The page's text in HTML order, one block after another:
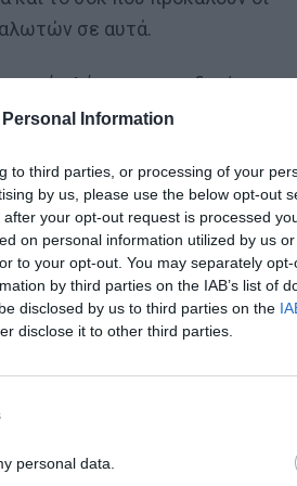
Information
to third parties, or processing of your
by us, please use the below opt-out
your opt-out request is processed
on personal information utilized by us
to your opt-out. You may separately
by third parties on the IAB’s list of
disclosed by us to third parties on the
disclose it to other third parties.
personal data.
σε αυτά.
λόγω της πανδημίας, του
ότι έπειθε πάρα πολλούς, όπως
είναι καθαρά ενδογενείς.
ξανά σε θετικό πρόσημο. Εκεί